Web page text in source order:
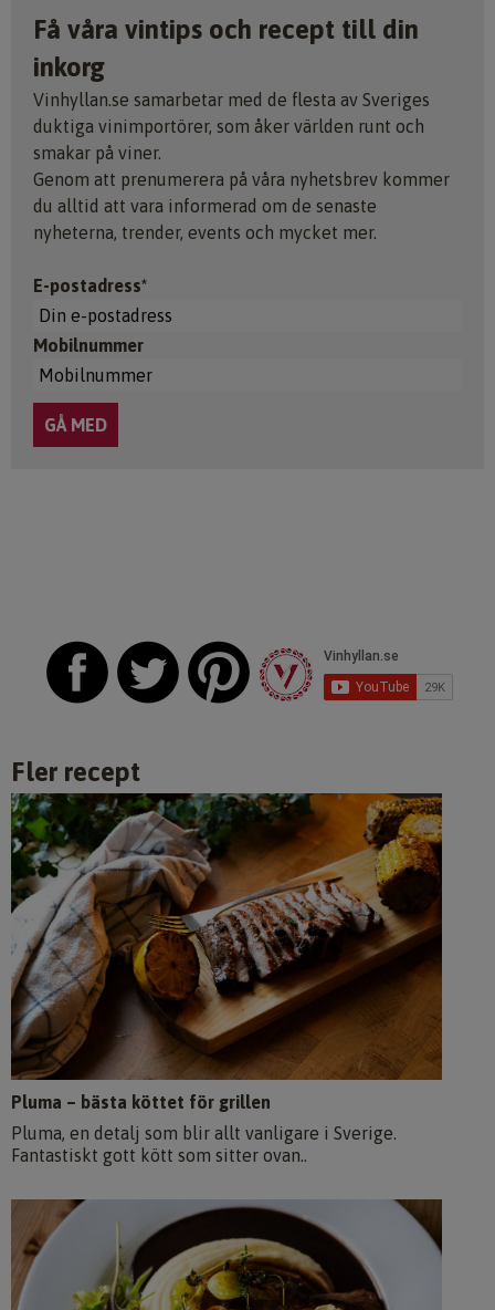
Få våra vintips och recept till din
inkorg
Vinhyllan.se samarbetar med de flesta av Sveriges
duktiga vinimportörer, som åker världen runt och
smakar på viner.
Genom att prenumerera på våra nyhetsbrev kommer
du alltid att vara informerad om de senaste
nyheterna, trender, events och mycket mer.
E-postadress*
Mobilnummer
Fler recept
Pluma – bästa köttet för grillen
Pluma, en detalj som blir allt vanligare i Sverige.
Fantastiskt gott kött som sitter ovan..